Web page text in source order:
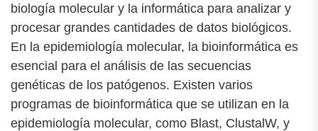
biología molecular y la informática para analizar y
procesar grandes cantidades de datos biológicos.
En la epidemiología molecular, la bioinformática es
esencial para el análisis de las secuencias
genéticas de los patógenos. Existen varios
programas de bioinformática que se utilizan en la
epidemiología molecular, como Blast, ClustalW, y